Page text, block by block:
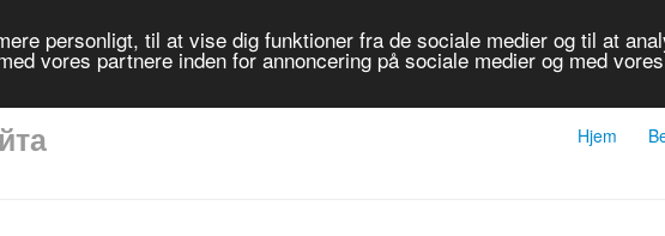
personligt, til at vise dig funktioner fra de sociale medier og til at
vores partnere inden for annoncering på sociale medier og med
Hjem